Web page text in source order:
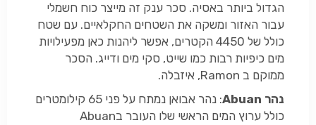
הגדול ביותר באסיה. סכר ענק זה מייצר כוח חשמלי
עבור האזור ומשקה את השטחים החקלאיים. עם שטח
כולל של 4450 הקטרים, אפשר ליהנות כאן מפעילויות
מים כיפיות רבות כמו שייט, סקי מים ודייג. הסכר
ממוקם ב Ramon, איזבלה.
נהר Abuan
: נהר אבואן נמתח על פני 65 קילומטרים
כולל ערוץ המים הראשי שלו העובר בAbuan